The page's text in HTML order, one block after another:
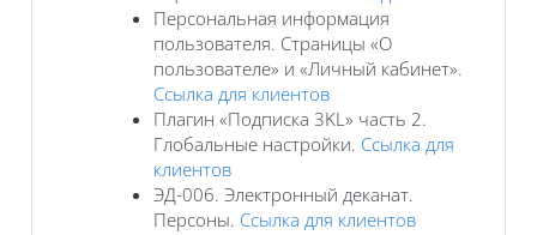
Персональная информация
пользователя. Страницы «О
пользователе» и «Личный кабинет».
Ссылка для клиентов
Плагин «Подписка 3KL» часть 2.
Глобальные настройки. Ссылка для
клиентов
ЭД-006. Электронный деканат.
Персоны. Ссылка для клиентов